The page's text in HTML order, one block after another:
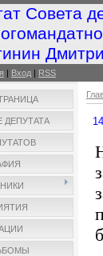
Совета
| Вход | RSS
ДЕПУТАТА